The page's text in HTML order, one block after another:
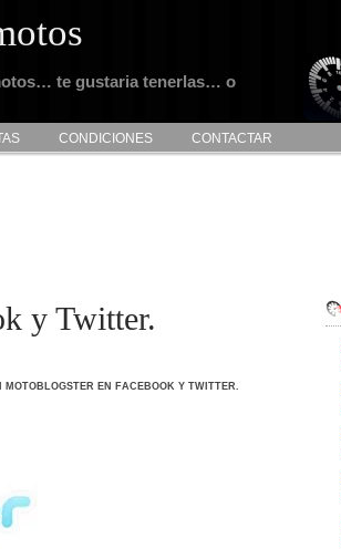
te gustaria tenerlas… o
CONDICIONES CONTACTAR
y Twitter.
MOTOBLOGSTER EN FACEBOOK Y TWITTER.